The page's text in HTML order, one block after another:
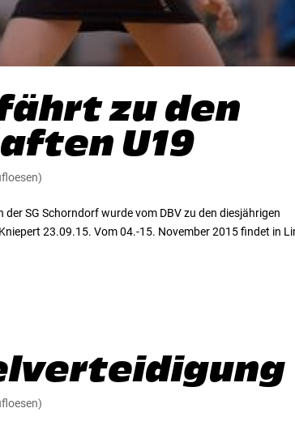
zu den
U19
SG Schorndorf wurde vom DBV zu den diesjährigen
23.09.15. Vom 04.-15. November 2015 findet in